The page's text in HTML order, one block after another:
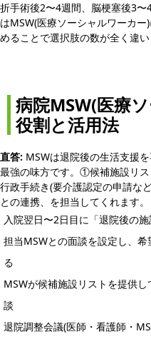
折手術後2〜4週間、脳梗塞後3
はMSW(医療ソーシャルワーカ
めることで選択肢の数が全く違い
病院MSW(医療
役割と活用法
直答: MSWは退院後の生活支援
最強の味方です。①候補施設リ
行政手続き(要介護認定の申請な
との連携、を担当してくれます。
入院翌日〜2日目に「退院後の
担当MSWとの面談を設定し、
る
MSWが候補施設リストを提供
談
退院調整会議(医師・看護師・